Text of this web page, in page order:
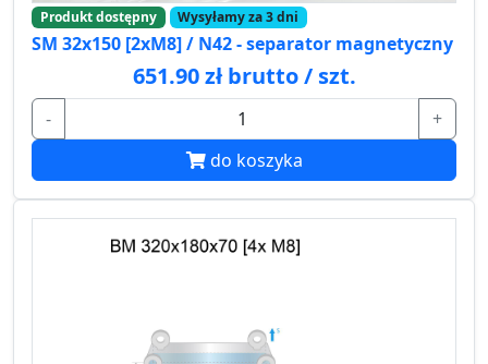
Produkt dostępny Wysyłamy za 3 dni
SM 32x150 [2xM8] / N42 - separator magnetyczny
651.90 zł brutto / szt.
-
+
do koszyka